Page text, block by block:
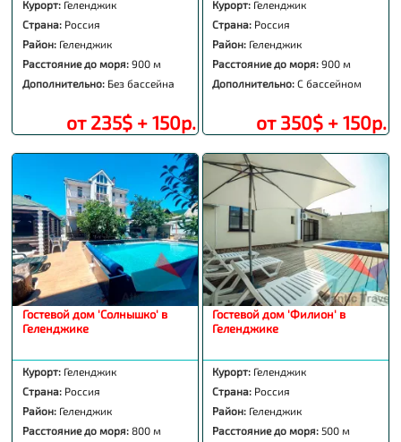
Курорт: Геленджик
Страна: Россия
Район: Геленджик
Расстояние до моря: 900 м
Дополнительно: Без бассейна
от 235$ + 150р.
Курорт: Геленджик
Страна: Россия
Район: Геленджик
Расстояние до моря:900 м
Дополнительно:С бассейном
от 350$ + 150р.
Гостевой дом 'Солнышко' в
Геленджике
Курорт: Геленджик
Страна: Россия
Район: Геленджик
Расстояние до моря: 800 м
Гостевой дом 'Филион' в
Геленджике
Курорт: Геленджик
Страна: Россия
Район: Геленджик
Расстояние до моря: 500 м